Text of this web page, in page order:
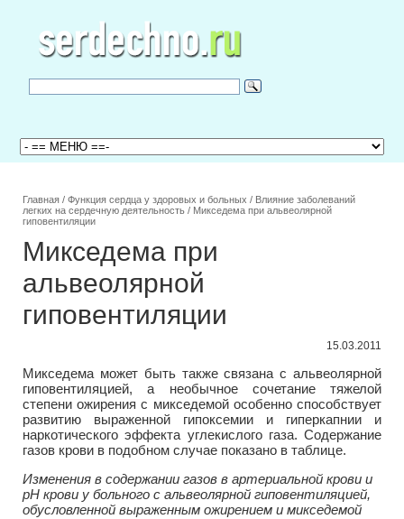
Главная / Функция сердца у здоровых и больных / Влияние заболеваний
легких на сердечную деятельность / Микседема при альвеолярной
гиповентиляции
Микседема при
альвеолярной
гиповентиляции
15.03.2011
Микседема может быть также связана с альвеолярной
гиповентиляцией, а необычное сочетание тяжелой
степени ожирения с микседемой особенно способствует
развитию выраженной гипоксемии и гиперкапнии и
наркотического эффекта углекислого газа. Содержание
газов крови в подобном случае показано в таблице.
Изменения в содержании газов в артериальной крови и
рН крови у больного с альвеолярной гиповентиляцией,
обусловленной выраженным ожирением и микседемой